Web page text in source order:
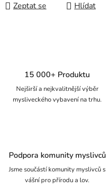
Zeptat se Hlídat
15 000+ Produktu
Nejširší a nejkvalitnější výběr
mysliveckého vybavení na trhu.
Podpora komunity myslivců
Jsme součástí komunity myslivců s
vášní pro přírodu a lov.